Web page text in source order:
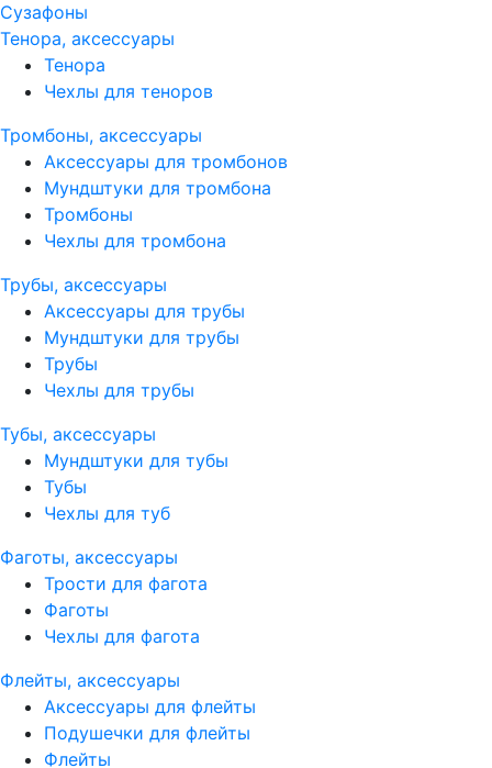
Сузафоны
Тенора, аксессуары
Тенора
Чехлы для теноров
Тромбоны, аксессуары
Аксессуары для тромбонов
Мундштуки для тромбона
Тромбоны
Чехлы для тромбона
Трубы, аксессуары
Аксессуары для трубы
Мундштуки для трубы
Трубы
Чехлы для трубы
Тубы, аксессуары
Мундштуки для тубы
Тубы
Чехлы для туб
Фаготы, аксессуары
Трости для фагота
Фаготы
Чехлы для фагота
Флейты, аксессуары
Аксессуары для флейты
Подушечки для флейты
Флейты